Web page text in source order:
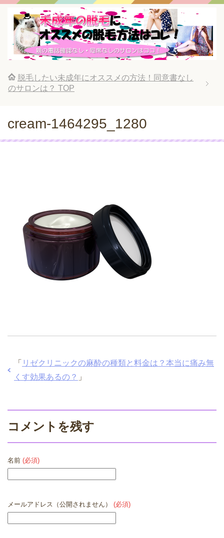
脱毛したい未成年にオススメの方法！同意書なし
のサロンは？ TOP
cream-1464295_1280
「 リゼクリニックの麻酔の種類と料金は？本当に痛み無
くす効果あるの？ 」
コメントを残す
名前 (必須)
メールアドレス（公開されません） (必須)